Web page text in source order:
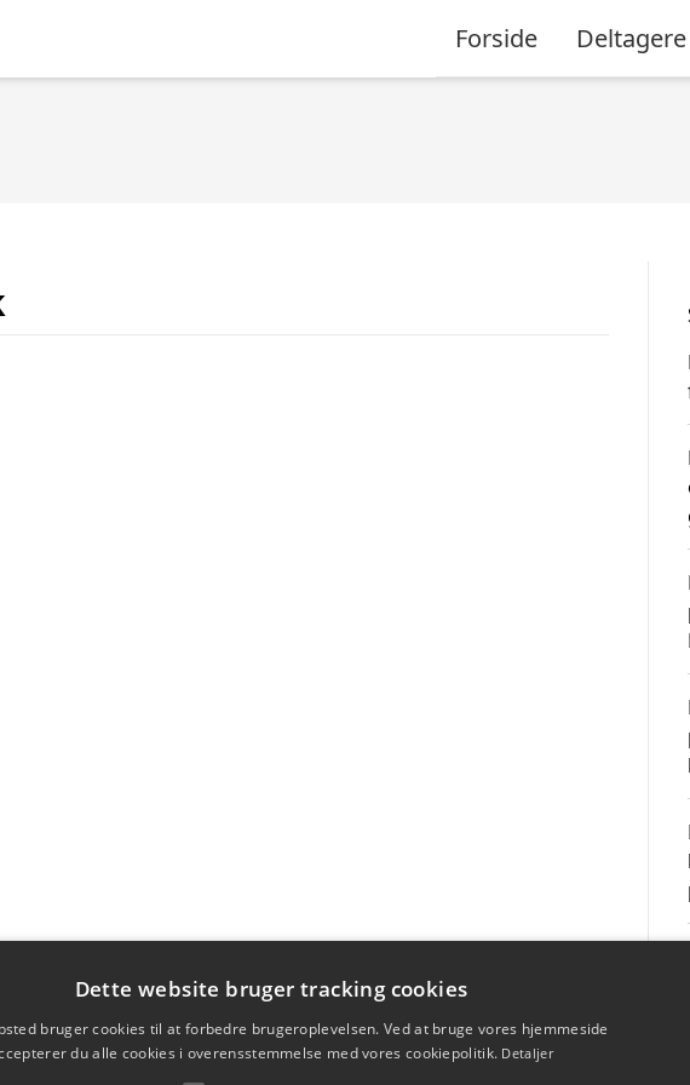
Forside Deltagere
Dette website bruger tracking cookies
bruger cookies til at forbedre brugeroplevelsen. Ved at bruge vores hjemmeside
du alle cookies i overensstemmelse med vores cookiepolitik. Detaljer